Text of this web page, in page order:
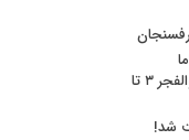
ننشسته»/ روایت محمد جعفرپور از والفجر ۳ تا
شد!